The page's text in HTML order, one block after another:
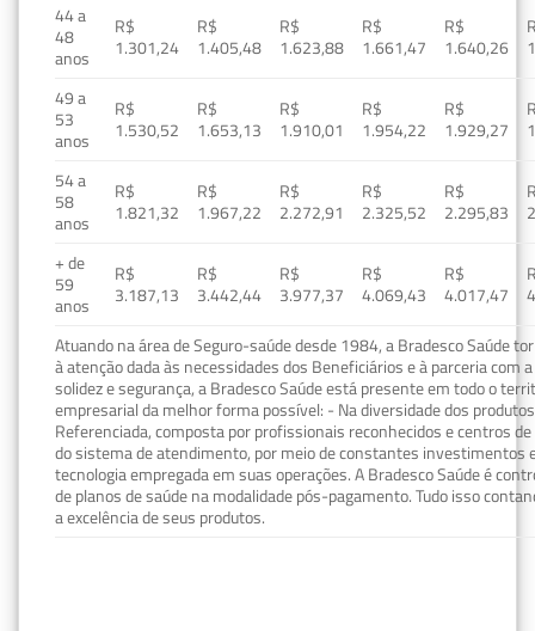
44 a
48
anos
R$
1.301,24
R$
1.405,48
R$
1.623,88
R$
1.661,47
R$
1.640,26
49 a
53
anos
R$
1.530,52
R$
1.653,13
R$
1.910,01
R$
1.954,22
R$
1.929,27
54 a
58
anos
R$
1.821,32
R$
1.967,22
R$
2.272,91
R$
2.325,52
R$
2.295,83
+ de
59
anos
R$
3.187,13
R$
3.442,44
R$
3.977,37
R$
4.069,43
R$
4.017,47
Atuando na área de Seguro-saúde desde 1984, a Bradesco Saúde
à atenção dada às necessidades dos Beneficiários e à parceria com
solidez e segurança, a Bradesco Saúde está presente em todo o
empresarial da melhor forma possível: - Na diversidade dos
Referenciada, composta por profissionais reconhecidos e centros
do sistema de atendimento, por meio de constantes investimentos
tecnologia empregada em suas operações. A Bradesco Saúde é
de planos de saúde na modalidade pós-pagamento. Tudo isso
a excelência de seus produtos.